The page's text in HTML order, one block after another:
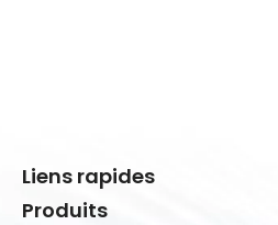
Liens rapides
Produits